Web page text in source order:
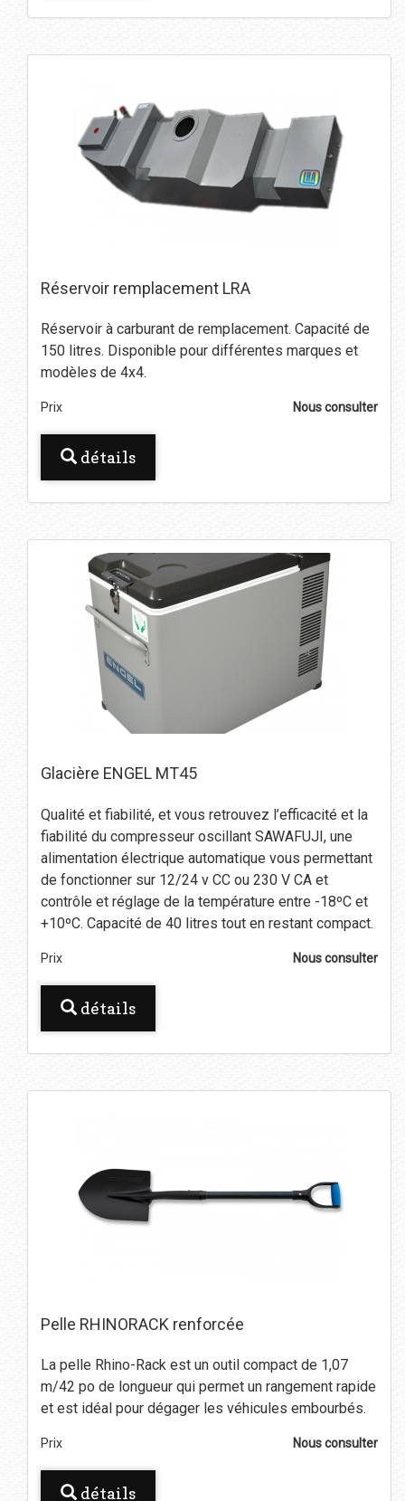
Réservoir remplacement LRA
Réservoir à carburant de remplacement. Capacité de
150 litres. Disponible pour différentes marques et
modèles de 4x4.
Prix Nous consulter
détails
Glacière ENGEL MT45
Qualité et fiabilité, et vous retrouvez l’efficacité et la
fiabilité du compresseur oscillant SAWAFUJI, une
alimentation électrique automatique vous permettant
de fonctionner sur 12/24 v CC ou 230 V CA et
contrôle et réglage de la température entre -18ºC et
+10ºC. Capacité de 40 litres tout en restant compact.
Prix Nous consulter
détails
Pelle RHINORACK renforcée
La pelle Rhino-Rack est un outil compact de 1,07
m/42 po de longueur qui permet un rangement rapide
et est idéal pour dégager les véhicules embourbés.
Prix Nous consulter
détails